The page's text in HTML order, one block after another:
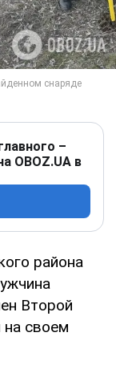
–
OBOZ.UA в
района
Второй
своем